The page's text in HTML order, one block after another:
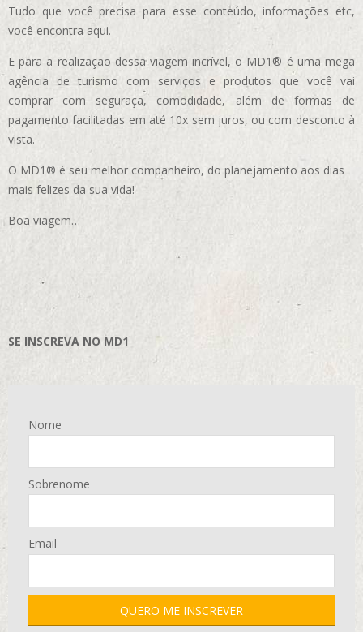
Tudo que você precisa para esse conteúdo, informações etc,
você encontra aqui.
E para a realização dessa viagem incrível, o MD1® é uma mega
agência de turismo com serviços e produtos que você vai
comprar com seguraça, comodidade, além de formas de
pagamento facilitadas em até 10x sem juros, ou com desconto à
vista.
O MD1® é seu melhor companheiro, do planejamento aos dias
mais felizes da sua vida!
Boa viagem…
SE INSCREVA NO MD1
Nome
Sobrenome
Email